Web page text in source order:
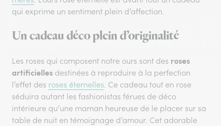
qui exprime un sentiment plein d’affection.
Un cadeau déco plein d’originalité
Les roses qui composent notre ours sont des roses
artificielles destinées à reproduire à la perfection
l’effet des roses éternelles. Ce cadeau tout en rose
séduira autant les fashionistas férues de déco
intérieure qu’une maman heureuse de le placer sur sa
table de nuit en témoignage d’amour. Cet adorable